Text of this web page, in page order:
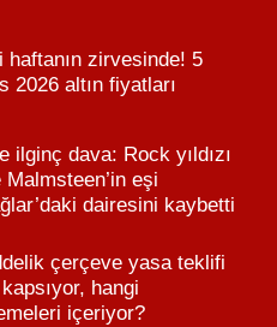
haftanın zirvesinde! 5
2026 altın fiyatları
ilginç dava: Rock yıldızı
Malmsteen’in eşi
dairesini kaybetti
çerçeve yasa teklifi
hangi
içeriyor?